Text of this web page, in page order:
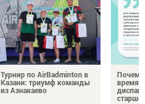
Турнир по AirBadminton в
Казани: триумф команды
из Азнакаево
Почему
время